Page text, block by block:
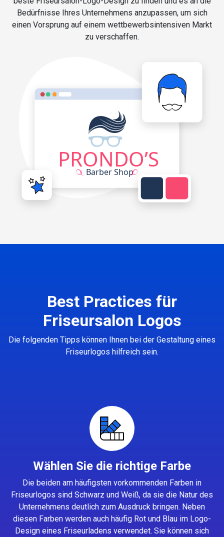
Bedürfnisse Ihres Unternehmens anzupassen, um sich
einen Vorsprung auf einem wettbewerbsintensiven Markt
zu verschaffen.
Best Practices für
Friseursalon Logos
Die folgenden Tipps können Ihnen bei der Gestaltung eines
Friseurlogos hilfreich sein.
Wählen Sie die richtige Farbe
Die beiden am häufigsten vorkommenden Farben in
Friseurlogos sind Schwarz und Weiß, da sie die Natur des
Unternehmens deutlich zum Ausdruck bringen. Neben
diesen Farben werden auch häufig Rot und Blau im Logo-
Design eines Friseurladens verwendet. Sie können sich